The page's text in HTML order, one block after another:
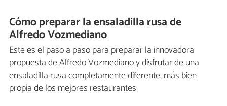
Cómo preparar la ensaladilla rusa de
Alfredo Vozmediano
Este es el paso a paso para preparar la innovadora
propuesta de Alfredo Vozmediano y disfrutar de una
ensaladilla rusa completamente diferente, más bien
propia de los mejores restaurantes: